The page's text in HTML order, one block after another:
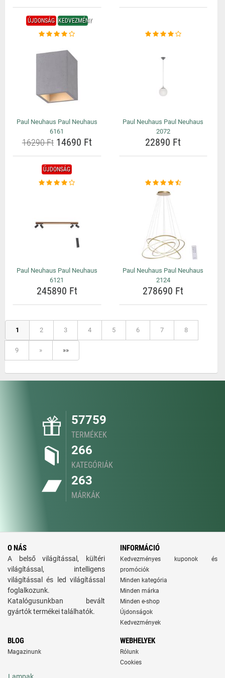
ÚJDONSÁG KEDVEZMÉNY
Paul Neuhaus Paul Neuhaus
6161
16290 Ft14690 Ft
Paul Neuhaus Paul Neuhaus
2072
22890 Ft
ÚJDONSÁG
Paul Neuhaus Paul Neuhaus
6121
245890 Ft
Paul Neuhaus Paul Neuhaus
2124
278690 Ft
1 2 3 4 5 6 7 8
9 » »»
57759
TERMÉKEK
266
KATEGÓRIÁK
263
MÁRKÁK
O NÁS
A belső világítással, kültéri
világítással, intelligens
világítással és led világítással
foglalkozunk.
Katalógusunkban bevált
gyártók termékei találhatók.
INFORMÁCIÓ
Kedvezményes kuponok és
promóciók
Minden kategória
Minden márka
Minden e-shop
Újdonságok
Kedvezmények
BLOG
Magazinunk
WEBHELYEK
Rólunk
Cookies